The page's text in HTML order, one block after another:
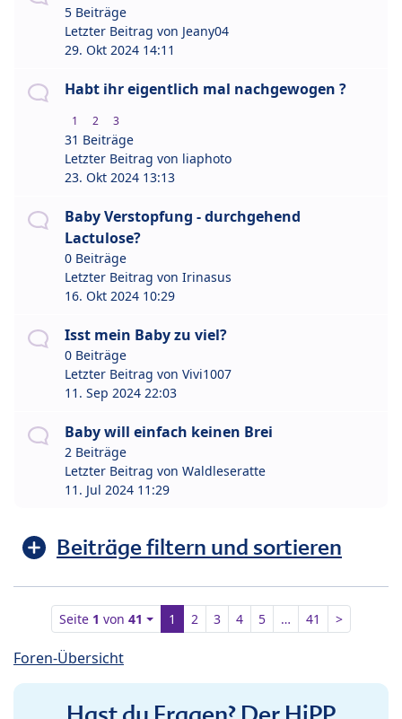
5 Beiträge
Letzter Beitrag von Jeany04
29. Okt 2024 14:11
Habt ihr eigentlich mal nachgewogen ?
1 2 3
31 Beiträge
Letzter Beitrag von liaphoto
23. Okt 2024 13:13
Baby Verstopfung - durchgehend
Lactulose?
0 Beiträge
Letzter Beitrag von Irinasus
16. Okt 2024 10:29
Isst mein Baby zu viel?
0 Beiträge
Letzter Beitrag von Vivi1007
11. Sep 2024 22:03
Baby will einfach keinen Brei
2 Beiträge
Letzter Beitrag von Waldleseratte
11. Jul 2024 11:29
Beiträge filtern und sortieren
Seite 1 von41 1 2 3 4 5 … 41 >
Foren-Übersicht